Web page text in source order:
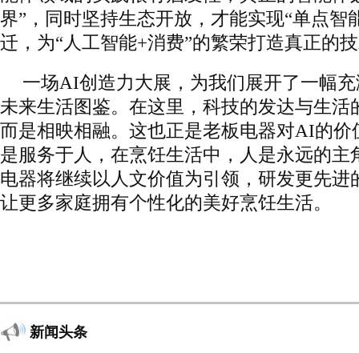
界”，同时坚持生态开放，才能实现“单点智
迁，为“人工智能+消费”的繁荣打造真正的
一场AI创造力大展，为我们展开了一幅
未来生活图鉴。在这里，科技的发达与生活
而是相映相融。这也正是老板电器对AI的
是服务于人，在烹饪生活中，人是永远的
电器将继续以人文价值为引领，研发更先进
让更多家庭拥有个性化的美好烹饪生活。
新闻头条